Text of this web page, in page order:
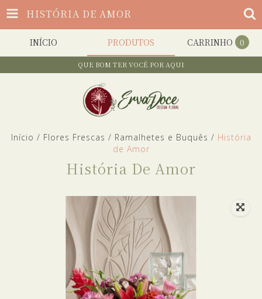
HISTÓRIA DE AMOR
INÍCIO PRODUTOS CARRINHO 0
QUE BOM TER VOCÊ POR AQUI
Início / Flores Frescas / Ramalhetes e Buquês / História
de Amor
História De Amor